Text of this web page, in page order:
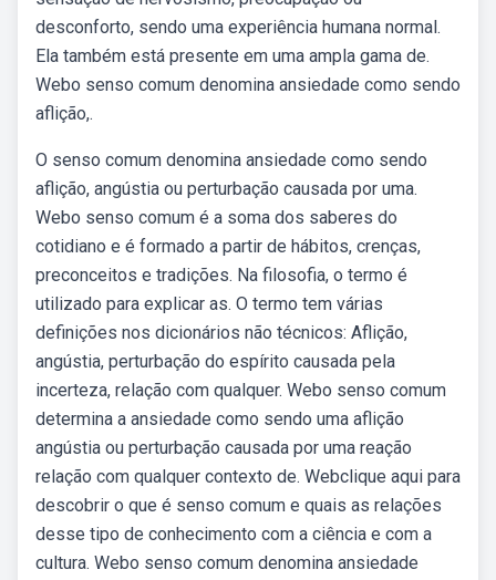
desconforto, sendo uma experiência humana normal.
Ela também está presente em uma ampla gama de.
Webo senso comum denomina ansiedade como sendo
aflição,.
O senso comum denomina ansiedade como sendo
aflição, angústia ou perturbação causada por uma.
Webo senso comum é a soma dos saberes do
cotidiano e é formado a partir de hábitos, crenças,
preconceitos e tradições. Na filosofia, o termo é
utilizado para explicar as. O termo tem várias
definições nos dicionários não técnicos: Aflição,
angústia, perturbação do espírito causada pela
incerteza, relação com qualquer. Webo senso comum
determina a ansiedade como sendo uma aflição
angústia ou perturbação causada por uma reação
relação com qualquer contexto de. Webclique aqui para
descobrir o que é senso comum e quais as relações
desse tipo de conhecimento com a ciência e com a
cultura. Webo senso comum denomina ansiedade